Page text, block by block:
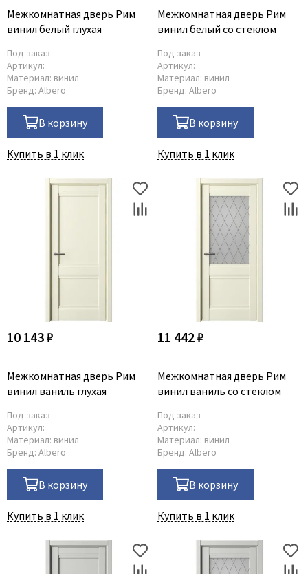
Adden Bau
Albero
Aldeghi Luigi
Archie
Aurum Doors
Belwooddoors
Comaglio
Fantom
Fimet
Fratelli Cattini
Fuaro
GlassTur
Griffwerk
Hausdoors
Межкомнатная дверь Рим
винил белый глухая
Под заказ
Артикул:
Материал: винил
Бренд: Albero
В корзину
Купить в 1 клик
Межкомнатная дверь Рим
винил белый со стеклом
Под заказ
Артикул:
Материал: винил
Бренд: Albero
В корзину
Купить в 1 клик
10 143 ₽
Межкомнатная дверь Рим
винил ваниль глухая
Под заказ
Артикул:
Материал: винил
Бренд: Albero
В корзину
Купить в 1 клик
11 442 ₽
Межкомнатная дверь Рим
винил ваниль со стеклом
Под заказ
Артикул:
Материал: винил
Бренд: Albero
В корзину
Купить в 1 клик